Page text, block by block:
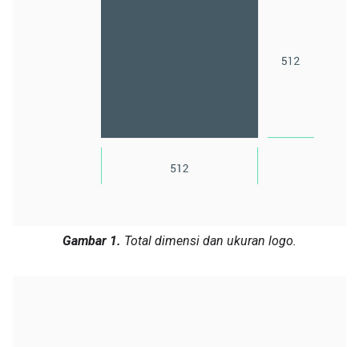
Gambar 1. Total dimensi dan ukuran logo.